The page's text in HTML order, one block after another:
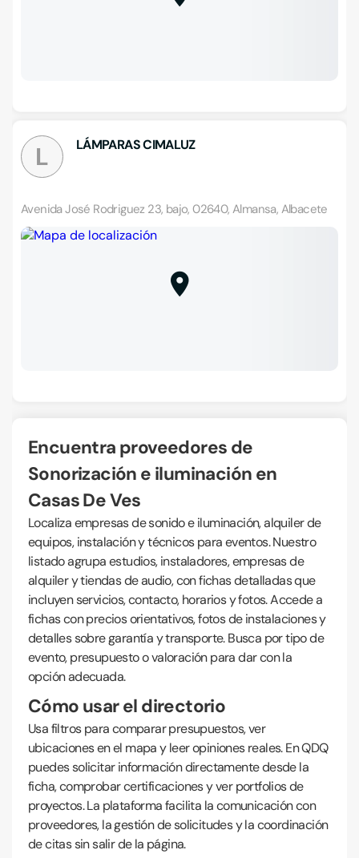
L LÁMPARAS CIMALUZ
Avenida José Rodriguez 23, bajo, 02640, Almansa, Albacete
Encuentra proveedores de
Sonorización e iluminación en
Casas De Ves
Localiza empresas de sonido e iluminación, alquiler de
equipos, instalación y técnicos para eventos. Nuestro
listado agrupa estudios, instaladores, empresas de
alquiler y tiendas de audio, con fichas detalladas que
incluyen servicios, contacto, horarios y fotos. Accede a
fichas con precios orientativos, fotos de instalaciones y
detalles sobre garantía y transporte. Busca por tipo de
evento, presupuesto o valoración para dar con la
opción adecuada.
Cómo usar el directorio
Usa filtros para comparar presupuestos, ver
ubicaciones en el mapa y leer opiniones reales. En QDQ
puedes solicitar información directamente desde la
ficha, comprobar certificaciones y ver portfolios de
proyectos. La plataforma facilita la comunicación con
proveedores, la gestión de solicitudes y la coordinación
de citas sin salir de la página.